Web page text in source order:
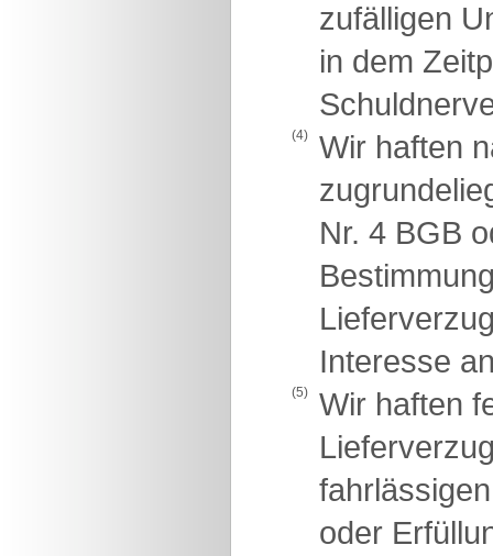
zufälligen
in dem
(4)
Wir haften
Nr. 4 BGB
Interesse
(5)
Wir haften
oder